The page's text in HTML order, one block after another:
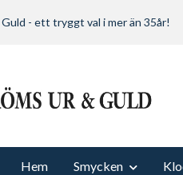
- ett tryggt val i mer än 35år!
Hem Smycken